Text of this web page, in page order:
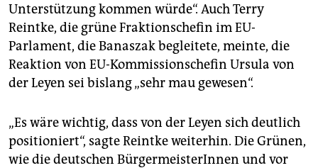
Unterstützung kommen würde“. Auch Terry
Reintke, die grüne Fraktionschefin im EU-
Parlament, die Banaszak begleitete, meinte, die
Reaktion von EU-Kommissionschefin Ursula von
der Leyen sei bislang „sehr mau gewesen“.
„Es wäre wichtig, dass von der Leyen sich deutlich
positioniert“, sagte Reintke weiterhin. Die Grünen,
wie die deutschen BürgermeisterInnen und vor